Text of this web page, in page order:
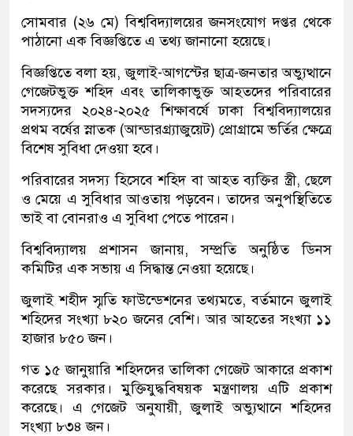
সোমবার (২৬ মে) বিশ্ববিদ্যালয়ের জনসংযোগ দপ্তর থেকে
পাঠানো এক বিজ্ঞপ্তিতে এ তথ্য জানানো হয়েছে।
বিজ্ঞপ্তিতে বলা হয়, জুলাই-আগস্টের ছাত্র-জনতার অভ্যুত্থানে
গেজেটভুক্ত শহিদ এবং তালিকাভুক্ত আহতদের পরিবারের
সদস্যদের ২০২৪-২০২৫ শিক্ষাবর্ষে ঢাকা বিশ্ববিদ্যালয়ের
প্রথম বর্ষের স্নাতক (আন্ডারগ্র্যাজুয়েট) প্রোগ্রামে ভর্তির ক্ষেত্রে
বিশেষ সুবিধা দেওয়া হবে।
পরিবারের সদস্য হিসেবে শহিদ বা আহত ব্যক্তির স্ত্রী, ছেলে
ও মেয়ে এ সুবিধার আওতায় পড়বেন। তাদের অনুপস্থিতিতে
ভাই বা বোনরাও এ সুবিধা পেতে পারেন।
বিশ্ববিদ্যালয় প্রশাসন জানায়, সম্প্রতি অনুষ্ঠিত ডিনস
কমিটির এক সভায় এ সিদ্ধান্ত নেওয়া হয়েছে।
জুলাই শহীদ স্মৃতি ফাউন্ডেশনের তথ্যমতে, বর্তমানে জুলাই
শহিদের সংখ্যা ৮২০ জনের বেশি। আর আহতের সংখ্যা ১১
হাজার ৮৫০ জন।
গত ১৫ জানুয়ারি শহিদদের তালিকা গেজেট আকারে প্রকাশ
করেছে সরকার। মুক্তিযুদ্ধবিষয়ক মন্ত্রণালয় এটি প্রকাশ
করেছে। এ গেজেট অনুযায়ী, জুলাই অভ্যুত্থানে শহিদের
সংখ্যা ৮৩৪ জন।